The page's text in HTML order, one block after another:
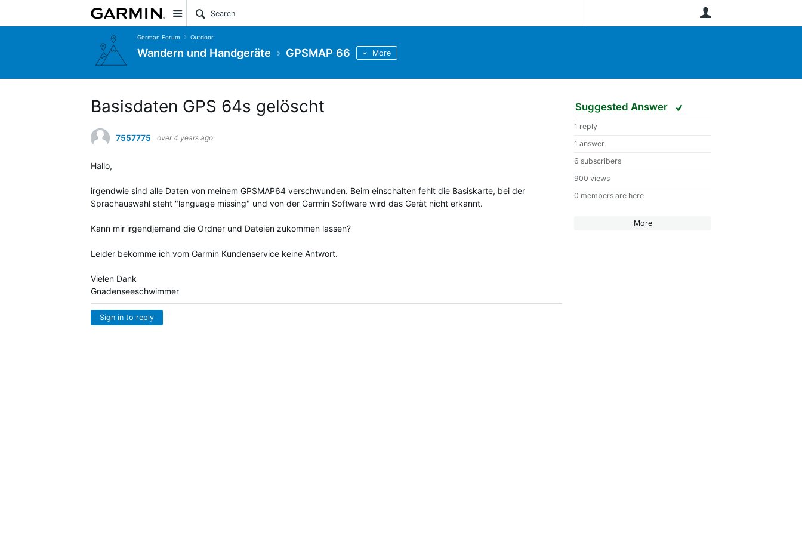
Site
German Forum Outdoor
Wandern und Handgeräte GPSMAP 66 More
Suggested Answer
1 reply
1 answer
6 subscribers
900 views
0 members are here
More
Basisdaten GPS 64s gelöscht
7557775 over 4 years ago
Hallo,
irgendwie sind alle Daten von meinem GPSMAP64 verschwunden. Beim einschalten fehlt die Basiskarte, bei der
Sprachauswahl steht "language missing" und von der Garmin Software wird das Gerät nicht erkannt.
Kann mir irgendjemand die Ordner und Dateien zukommen lassen?
Leider bekomme ich vom Garmin Kundenservice keine Antwort.
Vielen Dank
Gnadenseeschwimmer
Sign in to reply